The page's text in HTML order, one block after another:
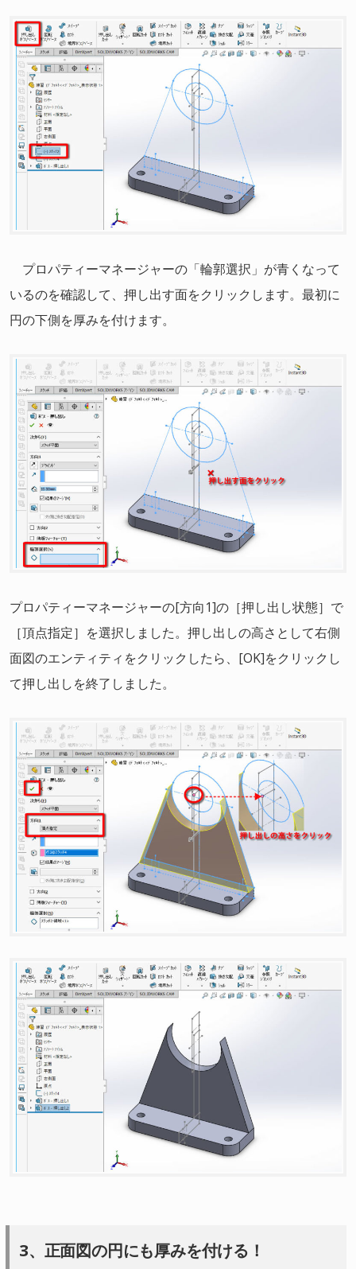
プロパティーマネージャーの「輪郭選択」が青くなって
いるのを確認して、押し出す面をクリックします。最初に
円の下側を厚みを付けます。
プロパティーマネージャーの[方向1]の［押し出し状態］で
［頂点指定］を選択しました。押し出しの高さとして右側
面図のエンティティをクリックしたら、[OK]をクリックし
て押し出しを終了しました。
3、正面図の円にも厚みを付ける！